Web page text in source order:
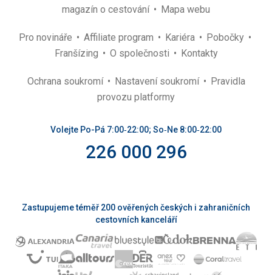
magazín o cestování
Mapa webu
Pro novináře Affiliate program Kariéra
Pobočky
Franšízing
O společnosti Kontakty
Ochrana soukromí Nastavení soukromí
Pravidla
provozu platformy
Volejte Po-Pá 7:00‑22:00; So‑Ne 8:00‑22:00
226 000 296
Zastupujeme téměř 200 ověřených českých i zahraničních
cestovních kanceláří